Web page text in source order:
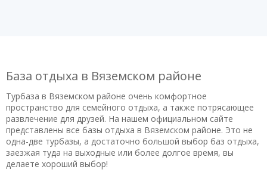
База отдыха в Вяземском районе
Турбаза в Вяземском районе очень комфортное
пространство для семейного отдыха, а также потрясающее
развлечение для друзей. На нашем официальном сайте
представлены все базы отдыха в Вяземском районе. Это не
одна-две турбазы, а достаточно большой выбор баз отдыха,
заезжая туда на выходные или более долгое время, вы
делаете хороший выбор!